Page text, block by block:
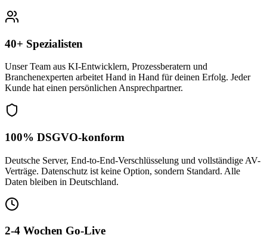
40+ Spezialisten
Unser Team aus KI-Entwicklern, Prozessberatern und
Branchenexperten arbeitet Hand in Hand für deinen Erfolg. Jeder
Kunde hat einen persönlichen Ansprechpartner.
100% DSGVO-konform
Deutsche Server, End-to-End-Verschlüsselung und vollständige AV-
Verträge. Datenschutz ist keine Option, sondern Standard. Alle
Daten bleiben in Deutschland.
2-4 Wochen Go-Live